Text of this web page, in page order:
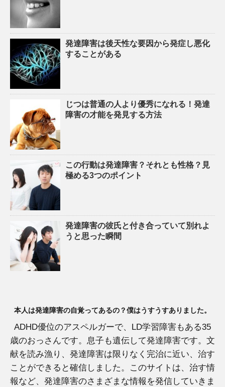
発達障害は後天性な要因から発症し悪化
することがある
じつは普通の人より優秀になれる！発達
障害の才能を発見する方法
この行動は発達障害？それとも性格？見
極める3つのポイント
発達障害の彼氏と付き合っていて別れよ
うと思った瞬間
本人は発達障害の自覚ってあるの？僕はうすうすありました。
ADHD優位のアスペルガーで、LD学習障害もある35
歳のおっさんです。息子も遺伝して発達障害です。文
献を読み漁り、発達障害は限りなく完治に近い、治す
ことができると確信しました。このサイトは、治す情
報など、発達障害のさまざまな情報を発信していきま